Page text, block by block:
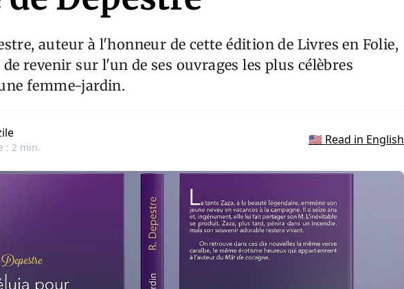
auteur à l'honneur de cette édition de Livres en Folie,
de revenir sur l'un de ses ouvrages les plus célèbres
femme-jardin.
: 2 min.
🇺🇸 Read in English